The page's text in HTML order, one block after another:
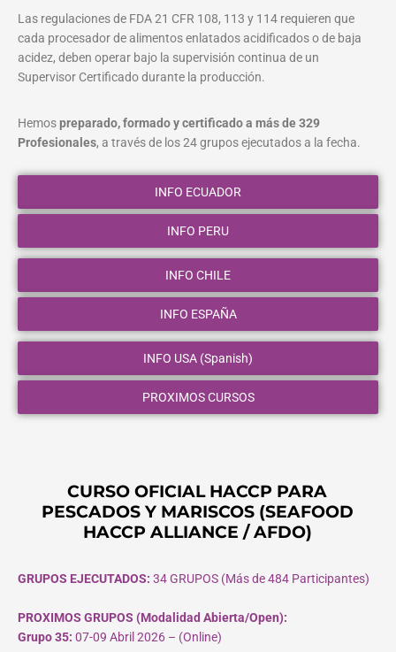
Las regulaciones de FDA 21 CFR 108, 113 y 114 requieren que
cada procesador de alimentos enlatados acidificados o de baja
acidez, deben operar bajo la supervisión continua de un
Supervisor Certificado durante la producción.
Hemospreparado, formado y certificado a más de 329
Profesionales, a través de los 24 grupos ejecutados a la fecha.
INFO ECUADOR
INFO PERU
INFO CHILE
INFO ESPAÑA
INFO USA (Spanish)
PROXIMOS CURSOS
CURSO OFICIAL HACCP PARA
PESCADOS Y MARISCOS (SEAFOOD
HACCP ALLIANCE / AFDO)
GRUPOS EJECUTADOS: 34 GRUPOS (Más de 484 Participantes)
PROXIMOS GRUPOS (Modalidad Abierta/Open):
Grupo 35: 07-09 Abril 2026 – (Online)